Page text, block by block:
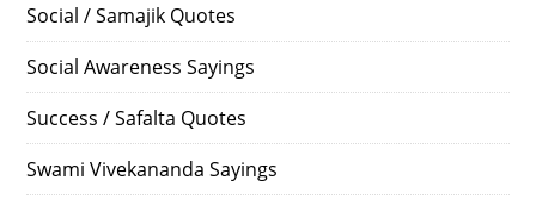
Social / Samajik Quotes
Social Awareness Sayings
Success / Safalta Quotes
Swami Vivekananda Sayings